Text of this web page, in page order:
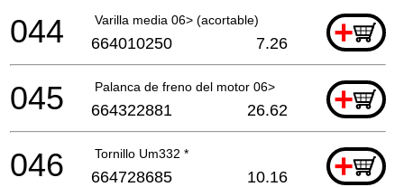
Varilla media 06> (acortable) +
044 664010250 7.26
Palanca de freno del motor 06> +
045 664322881 26.62
Tornillo Um332 * +
046 664728685 10.16